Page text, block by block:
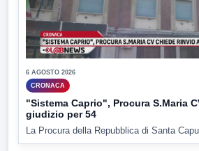
6 AGOSTO 2026
CRONACA
"Sistema Caprio", Procura S.Maria
giudizio per 54
La Procura della Repubblica di Santa